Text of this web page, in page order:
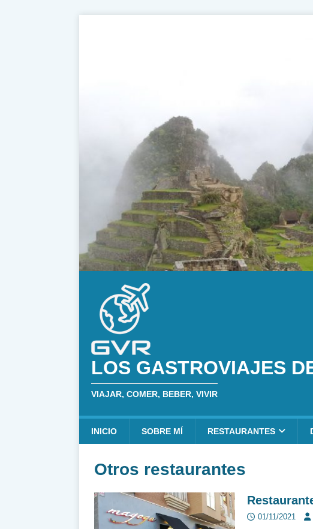
LOS GASTROVIAJES
VIAJAR, COMER, BEBER, VIVIR
INICIO SOBRE MÍ RESTAURANTES
Otros restaurantes
01/11/2021